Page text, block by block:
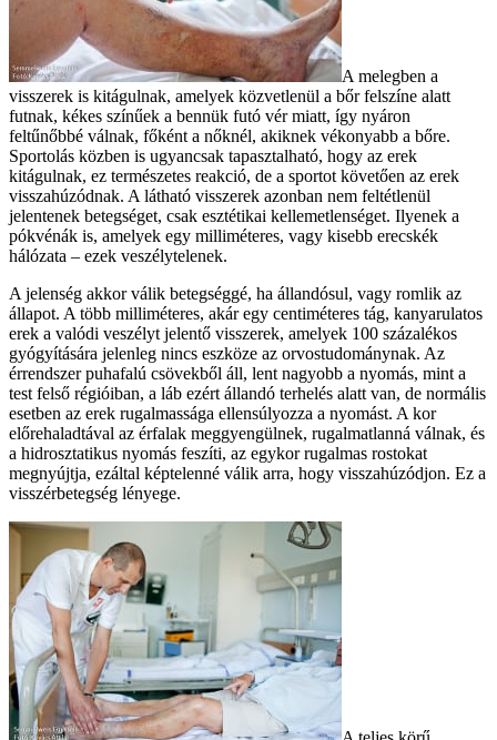
A melegben a
visszerek is kitágulnak, amelyek közvetlenül a bőr felszíne alatt
futnak, kékes színűek a bennük futó vér miatt, így nyáron
feltűnőbbé válnak, főként a nőknél, akiknek vékonyabb a bőre.
Sportolás közben is ugyancsak tapasztalható, hogy az erek
kitágulnak, ez természetes reakció, de a sportot követően az erek
visszahúzódnak. A látható visszerek azonban nem feltétlenül
jelentenek betegséget, csak esztétikai kellemetlenséget. Ilyenek a
pókvénák is, amelyek egy milliméteres, vagy kisebb erecskék
hálózata – ezek veszélytelenek.
A jelenség akkor válik betegséggé, ha állandósul, vagy romlik az
állapot. A több milliméteres, akár egy centiméteres tág, kanyarulatos
erek a valódi veszélyt jelentő visszerek, amelyek 100 százalékos
gyógyítására jelenleg nincs eszköze az orvostudománynak. Az
érrendszer puhafalú csövekből áll, lent nagyobb a nyomás, mint a
test felső régióiban, a láb ezért állandó terhelés alatt van, de normális
esetben az erek rugalmassága ellensúlyozza a nyomást. A kor
előrehaladtával az érfalak meggyengülnek, rugalmatlanná válnak, és
a hidrosztatikus nyomás feszíti, az egykor rugalmas rostokat
megnyújtja, ezáltal képtelenné válik arra, hogy visszahúzódjon. Ez a
visszérbetegség lényege.